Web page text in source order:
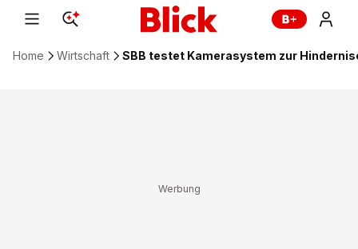
Home Wirtschaft SBB testet Kamerasystem zur